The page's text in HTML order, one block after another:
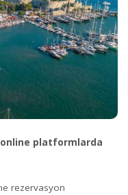
online platformlarda
rezervasyon